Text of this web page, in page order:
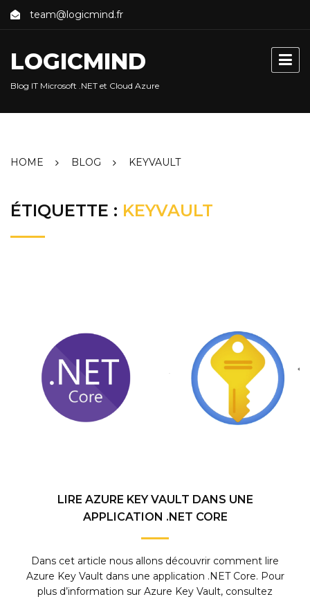
Skip
team@logicmind.fr
LOGICMIND
Blog IT Microsoft .NET et Cloud Azure
HOME BLOG KEYVAULT
ÉTIQUETTE : KEYVAULT
LIRE AZURE KEY VAULT DANS UNE
APPLICATION .NET CORE
Dans cet article nous allons découvrir comment lire
Azure Key Vault dans une application .NET Core. Pour
plus d’information sur Azure Key Vault, consultez